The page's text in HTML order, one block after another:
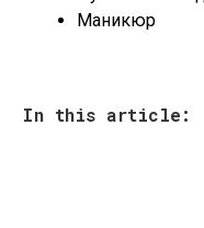
Маникюр
In this article: